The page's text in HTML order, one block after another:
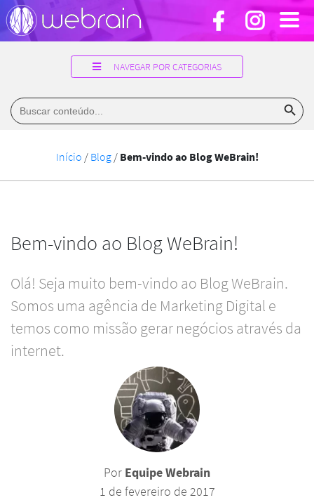
NAVEGAR POR CATEGORIAS
Search
for:
Search Button
Início / Blog/ Bem-vindo ao Blog WeBrain!
Bem-vindo ao Blog WeBrain!
Olá! Seja muito bem-vindo ao Blog WeBrain.
Somos uma agência de Marketing Digital e
temos como missão gerar negócios através da
internet.
Por Equipe Webrain
1 de fevereiro de 2017